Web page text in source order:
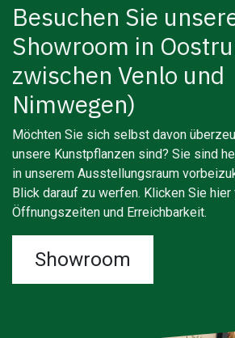
Besuchen Sie
Showroom in
zwischen Venlo und
Nimwegen)
Möchten Sie sich selbst davon
unsere Kunstpflanzen sind? Sie sind
in unserem Ausstellungsraum
Blick darauf zu werfen. Klicken Sie
Öffnungszeiten und Erreichbarkeit.
Showroom